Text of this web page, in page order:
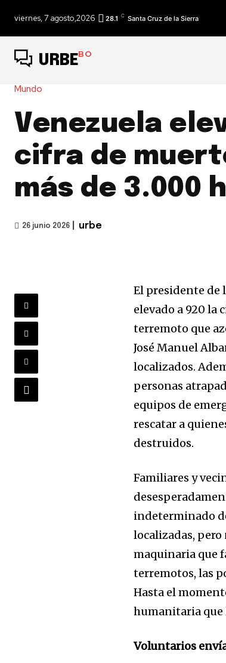
viernes, 7 agosto,2026 28.1 C Santa Cruz de la Sierra
URBEBO
Mundo
Venezuela
cifra de
más de 3.000
26 junio 2026 urbe
El presidente de
elevado a 920 la
terremoto que
José Manuel
localizados.
personas
equipos de
rescatar a
destruidos.
Familiares y
indeterminado
localizadas,
maquinaria que
terremotos, las
Hasta el
humanitaria que
Voluntarios